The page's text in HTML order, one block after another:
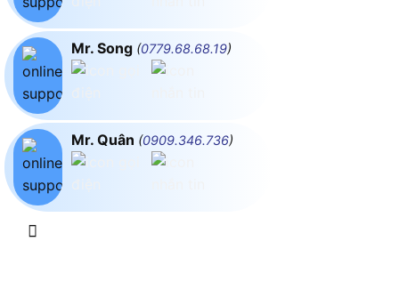
Mr. Song (0779.68.68.19)
Mr. Quân (0909.346.736)